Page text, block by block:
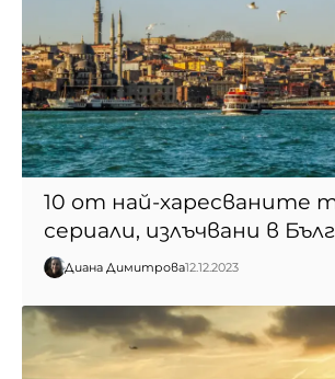
10 от най-харесваните
сериали, излъчвани в
Диана Димитрова12.12.2023